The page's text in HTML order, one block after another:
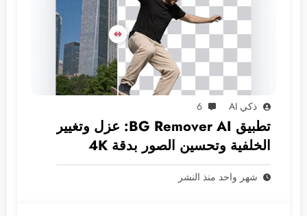
ذكي AI 6
تطبيق BG Remover AI: عزل وتغيير
الخلفية وتحسين الصور بدقة 4K
بخصوصية تامة
شهر واحد منذ النشر